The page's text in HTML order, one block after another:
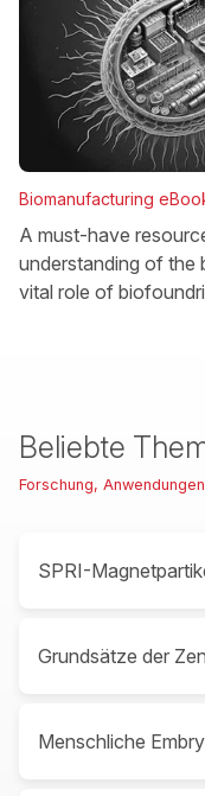
Biomanufacturing
A must-have
understanding of the
vital role of
Beliebte
Forschung,
SPRI-
Grundsätze der
Menschliche